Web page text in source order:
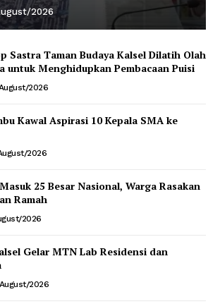
2026
Sastra Taman Budaya Kalsel Dilatih Olah
untuk Menghidupkan Pembacaan Puisi
2026
Kawal Aspirasi 10 Kepala SMA ke
2026
25 Besar Nasional, Warga Rasakan
Ramah
2026
Gelar MTN Lab Residensi dan
2026